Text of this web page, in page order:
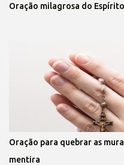
Oração milagrosa do
Oração para quebrar as
mentira